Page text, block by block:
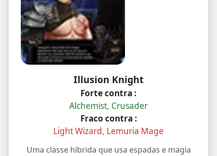
Illusion Knight
Forte contra :
Alchemist, Crusader
Fraco contra :
Light Wizard, Lemuria Mage
Uma classe híbrida que usa espadas e magia